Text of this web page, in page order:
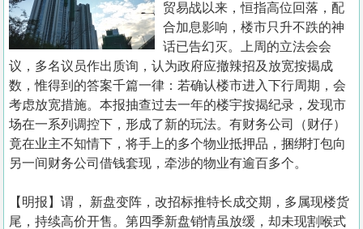
手
册
关
於
我
们
贸易战以来，恒指高位回落，配
合加息影响，楼市只升不跌的神
话已告幻灭。上周的立法会会
议，多名议员作出质询，认为政府应撤辣招及放宽按揭成
数，惟得到的答案千篇一律：若确认楼市进入下行周期，会
考虑放宽措施。本报抽查过去一年的楼宇按揭纪录，发现市
场在一系列调控下，形成了新的玩法。有财务公司（财仔）
竟在业主不知情下，将手上的多个物业抵押品，捆绑打包向
另一间财务公司借钱套现，牵涉的物业有逾百多个。
【明报】谓， 新盘变阵，改招标推特长成交期，多属现楼货
尾，持续高价开售。第四季新盘销情虽放缓，却未现割喉式